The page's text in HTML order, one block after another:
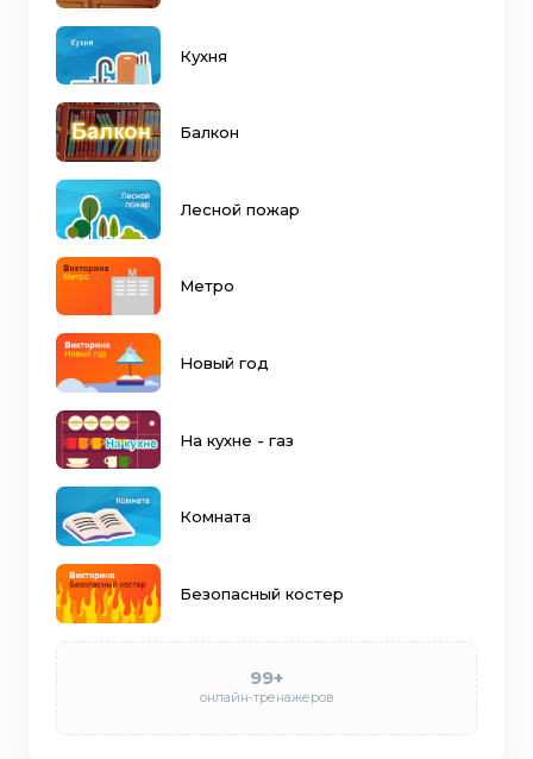
Кухня
Балкон
Лесной пожар
Метро
Новый год
На кухне - газ
Комната
Безопасный костер
99+
онлайн-тренажеров